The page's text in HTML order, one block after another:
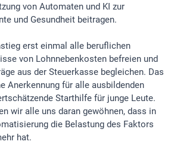
von Automaten und KI zur
und Gesundheit beitragen.
erst einmal alle beruflichen
von Lohnnebenkosten befreien und
aus der Steuerkasse begleichen. Das
Anerkennung für alle ausbildenden
Starthilfe für junge Leute.
wir alle uns daran gewöhnen, dass in
die Belastung des Faktors
hat.